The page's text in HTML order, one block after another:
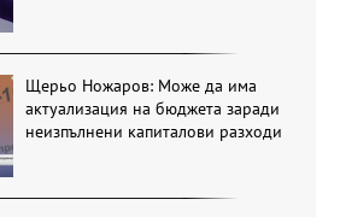
Щерьо Ножаров: Може да има
актуализация на бюджета заради
неизпълнени капиталови разходи